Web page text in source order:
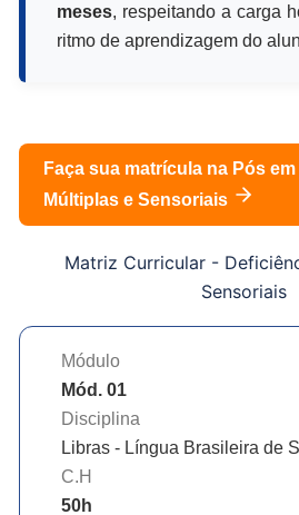
meses, respeitando a carga
ritmo de aprendizagem do
Faça sua matrícula na Pós em
Múltiplas e Sensoriais
Matriz Curricular -
Sensoriais
Módulo
Mód. 01
Disciplina
Libras - Língua Brasileira de
C.H
50h